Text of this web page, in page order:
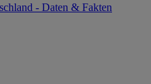
- Daten & Fakten